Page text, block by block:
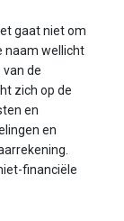
gaat niet om
naam wellicht
de
zich op de
en
en
financiële